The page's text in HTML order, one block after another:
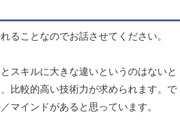
ることなのでお話させてください。
スキルに大きな違いというのはないと
比較的高い技術力が求められます。で
マインドがあると思っています。